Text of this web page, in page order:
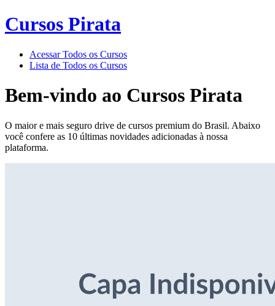
Cursos Pirata
Acessar Todos os Cursos
Lista de Todos os Cursos
Bem-vindo ao Cursos Pirata
O maior e mais seguro drive de cursos premium do Brasil. Abaixo
você confere as 10 últimas novidades adicionadas à nossa
plataforma.